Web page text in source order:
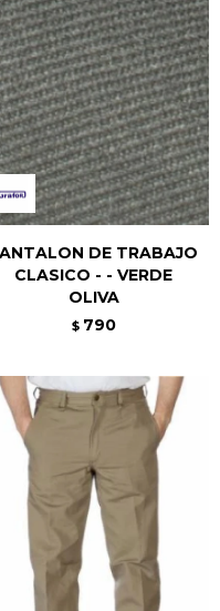
DE TRABAJO
CLASICO - - VERDE
OLIVA
$ 790